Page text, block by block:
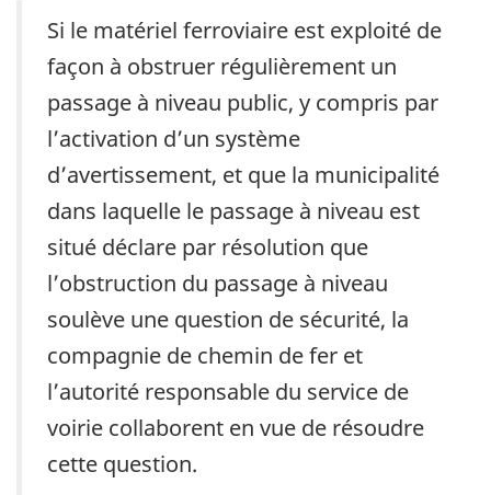
Si le matériel ferroviaire est exploité de
façon à obstruer régulièrement un
passage à niveau public, y compris par
l’activation d’un système
d’avertissement, et que la municipalité
dans laquelle le passage à niveau est
situé déclare par résolution que
l’obstruction du passage à niveau
soulève une question de sécurité, la
compagnie de chemin de fer et
l’autorité responsable du service de
voirie collaborent en vue de résoudre
cette question.